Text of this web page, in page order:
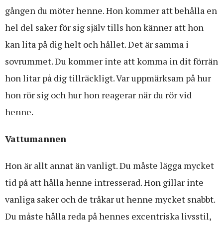
gången du möter henne. Hon kommer att behålla en
hel del saker för sig själv tills hon känner att hon
kan lita på dig helt och hållet. Det är samma i
sovrummet. Du kommer inte att komma in dit förrän
hon litar på dig tillräckligt. Var uppmärksam på hur
hon rör sig och hur hon reagerar när du rör vid
henne.
Vattumannen
Hon är allt annat än vanligt. Du måste lägga mycket
tid på att hålla henne intresserad. Hon gillar inte
vanliga saker och de tråkar ut henne mycket snabbt.
Du måste hålla reda på hennes excentriska livsstil,